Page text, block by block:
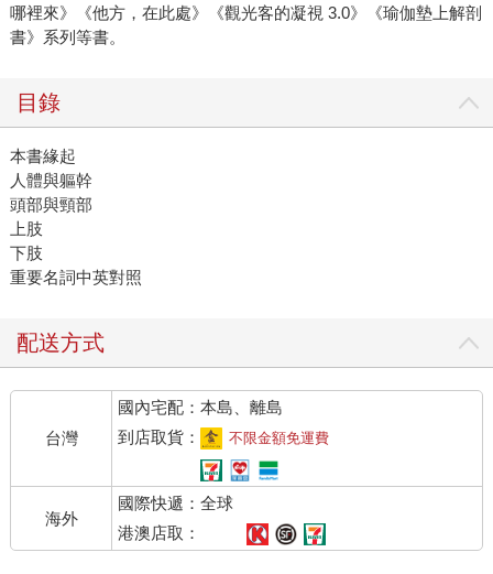
哪裡來》《他方，在此處》《觀光客的凝視 3.0》《瑜伽墊上解剖
書》系列等書。
目錄
本書緣起
人體與軀幹
頭部與頸部
上肢
下肢
重要名詞中英對照
配送方式
台灣
國內宅配：本島、離島
到店取貨：
不限金額免運費
海外
國際快遞：全球
港澳店取：